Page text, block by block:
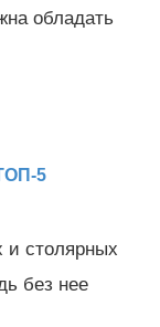
обладать
5
и столярных
без нее